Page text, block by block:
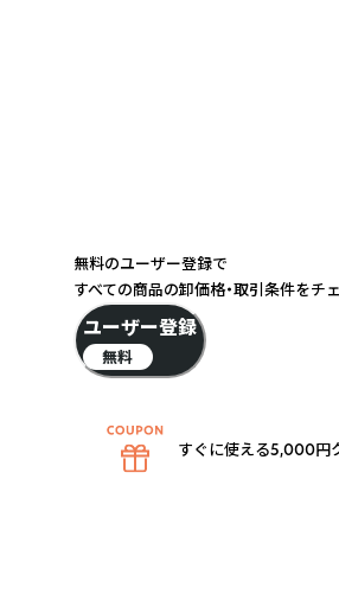
無料のユーザー登録で
すべての商品の卸価格・取引条件をチ
ユーザー登録
無料
すぐに使える5,000円